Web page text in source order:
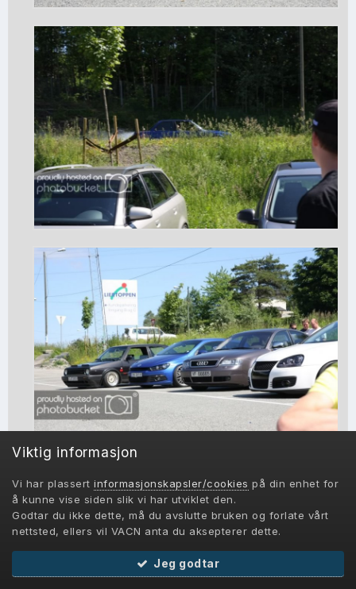
Bli medlem
Viktig informasjon
Vi har plassert informasjonskapsler/cookies på din enhet for
å kunne vise siden slik vi har utviklet den.
Godtar du ikke dette, må du avslutte bruken og forlate vårt
nettsted, ellers vil VACN anta du aksepterer dette.
Jeg godtar